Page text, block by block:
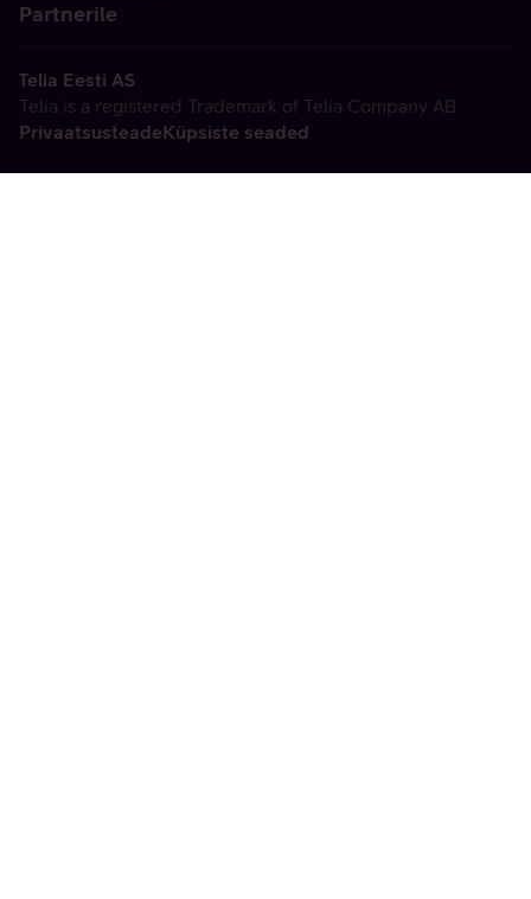
Partnerile
Telia Eesti AS
Telia is a registered Trademark of Telia Company AB
PrivaatsusteadeKüpsiste seaded